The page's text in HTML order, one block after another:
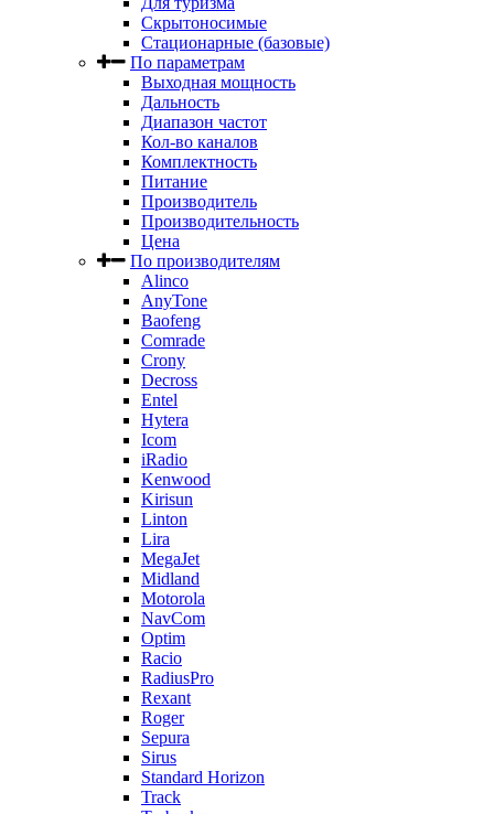
Скрытоносимые
Стационарные (базовые)
По параметрам
Выходная мощность
Дальность
Диапазон частот
Кол-во каналов
Комплектность
Питание
Производитель
Производительность
Цена
По производителям
Alinco
AnyTone
Baofeng
Comrade
Crony
Decross
Entel
Hytera
Icom
iRadio
Kenwood
Kirisun
Linton
Lira
MegaJet
Midland
Motorola
NavCom
Optim
Racio
RadiusPro
Rexant
Roger
Sepura
Sirus
Standard Horizon
Track